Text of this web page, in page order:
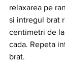
relaxarea pe
si intregul brat
centimetri de
cada. Repeta
brat.